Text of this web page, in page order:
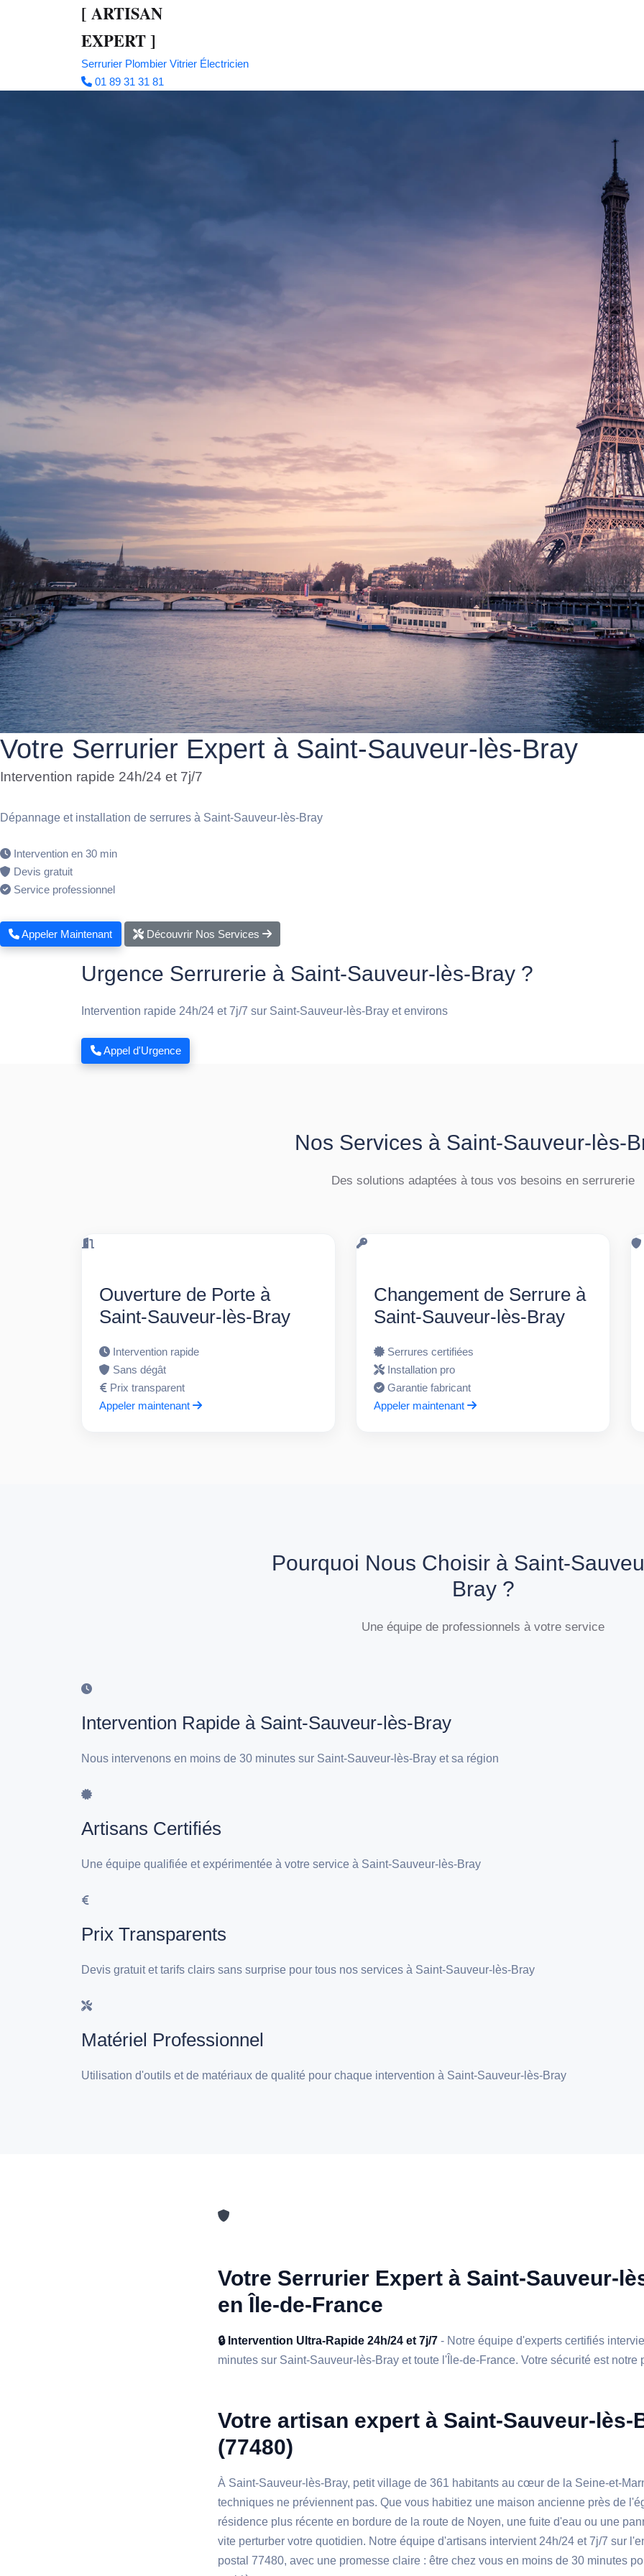
[ ARTISAN
EXPERT]
Serrurier Plombier Vitrier Électricien
01 89 31 31 81
Votre Serrurier Expert à Saint-Sauveur-lès-Bray
Intervention rapide 24h/24 et 7j/7
Dépannage et installation de serrures à Saint-Sauveur-lès-Bray
Intervention en 30 min
Devis gratuit
Service professionnel
Appeler Maintenant Découvrir Nos Services
Urgence Serrurerie à Saint-Sauveur-lès-Bray ?
Intervention rapide 24h/24 et 7j/7 sur Saint-Sauveur-lès-Bray et environs
Appel d'Urgence
Nos Services à Saint-Sauveur-lès-
Des solutions adaptées à tous vos besoins en serrurerie
Ouverture de Porte à
Saint-Sauveur-lès-Bray
Intervention rapide
Sans dégât
Prix transparent
Appeler maintenant
Changement de Serrure à
Saint-Sauveur-lès-Bray
Serrures certifiées
Installation pro
Garantie fabricant
Appeler maintenant
Pourquoi Nous Choisir à Saint-
Bray ?
Une équipe de professionnels à votre service
Intervention Rapide à Saint-Sauveur-lès-Bray
Nous intervenons en moins de 30 minutes sur Saint-Sauveur-lès-Bray et sa région
Artisans Certifiés
Une équipe qualifiée et expérimentée à votre service à Saint-Sauveur-lès-Bray
Prix Transparents
Devis gratuit et tarifs clairs sans surprise pour tous nos services à Saint-Sauveur-lès-Bray
Matériel Professionnel
Utilisation d'outils et de matériaux de qualité pour chaque intervention à Saint-Sauveur-lès-Bray
Votre Serrurier Expert à Saint-Sauveur-
en Île-de-France
🔒 Intervention Ultra-Rapide 24h/24 et 7j/7 - Notre équipe d'experts certifiés
minutes sur Saint-Sauveur-lès-Bray et toute l'Île-de-France. Votre sécurité est notre
Votre artisan expert à Saint-Sauveur-lès-
(77480)
À Saint-Sauveur-lès-Bray, petit village de 361 habitants au cœur de la Seine-et-
techniques ne préviennent pas. Que vous habitiez une maison ancienne près de
résidence plus récente en bordure de la route de Noyen, une fuite d'eau ou une
vite perturber votre quotidien. Notre équipe d'artisans intervient 24h/24 et 7j/7 sur
postal 77480, avec une promesse claire : être chez vous en moins de 30 minutes